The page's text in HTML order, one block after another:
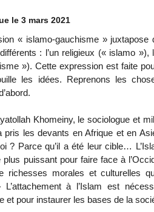
le 3 mars 2021
« islamo-gauchisme » juxtapose
: l’un religieux (« islamo »),
»). Cette expression est faite
les idées. Reprenons les
Khomeiny, le sociologue et
pris les devants en Afrique et en
? Parce qu’il a été leur cible…
puissant pour faire face à
richesses morales et culturelles
à l’Islam est
et pour instaurer les bases de la